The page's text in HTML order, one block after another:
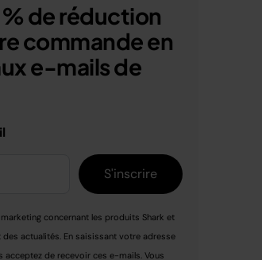
de réduction
commande en
e-mails de
S'inscrire
concernant les produits Shark et
actualités. En saisissant votre adresse
acceptez de recevoir ces e-mails. Vous